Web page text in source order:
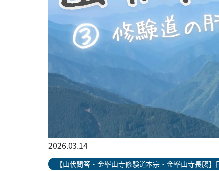
2026.03.14
【山伏問答・金峯山寺修験道本宗・金峯山寺長臈】